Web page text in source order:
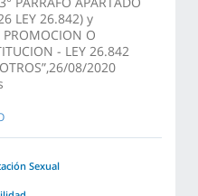
LEY 26.842) y
O
- LEY 26.842
08/2020
Sexual